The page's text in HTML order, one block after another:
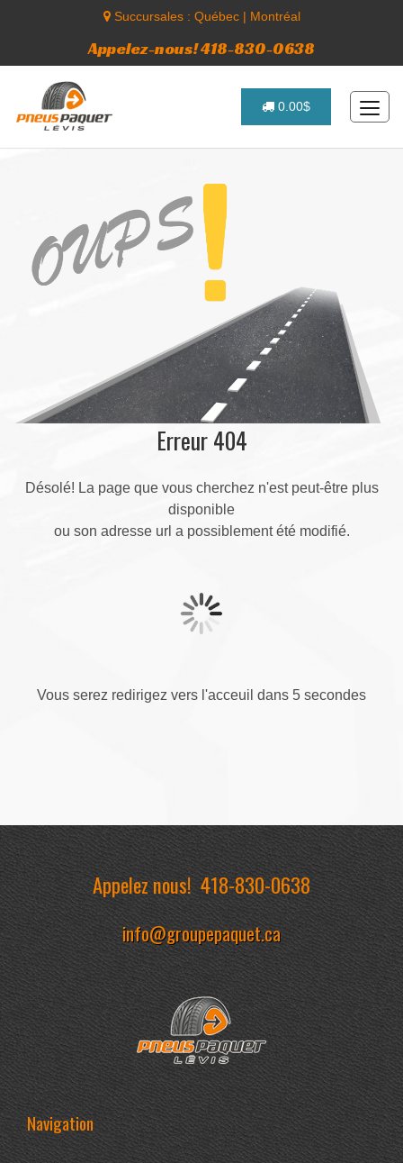
Succursales : Québec| Montréal
Appelez-nous! 418-830-0638
0.00$
Erreur 404
Désolé! La page que vous cherchez n'est peut-être plus
disponible
ou son adresse url a possiblement été modifié.
Vous serez redirigez vers l'acceuil dans 5 secondes
Appelez nous!418-830-0638
info@groupepaquet.ca
Navigation